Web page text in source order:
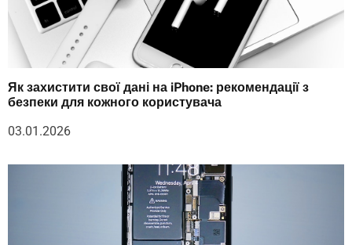
Як захистити свої дані на iPhone: рекомендації з
безпеки для кожного користувача
03.01.2026